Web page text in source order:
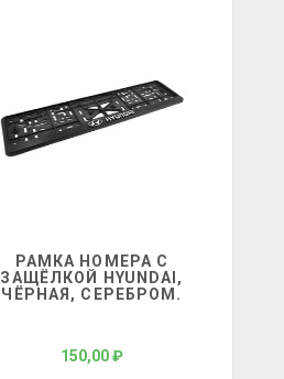
РАМКА НОМЕРА С
ЗАЩЁЛКОЙ HYUNDAI,
ЧЁРНАЯ, СЕРЕБРОМ.
150,00 ₽